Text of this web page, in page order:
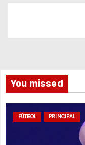
You missed
FÚTBOL PRINCIPAL